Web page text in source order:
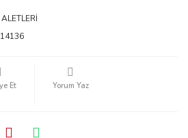
ALETLERİ
Et Yorum Yaz